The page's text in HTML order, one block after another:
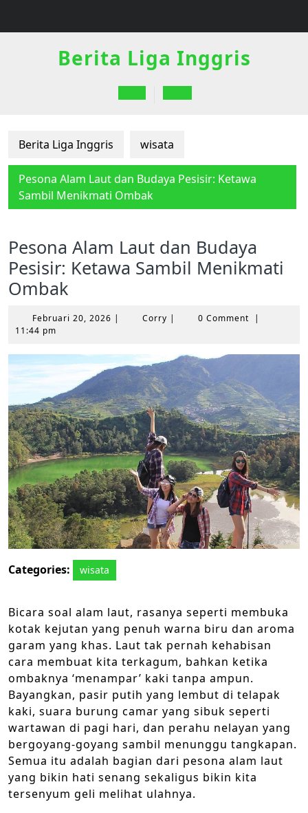
Berita Liga Inggris
Open
Berita Liga Inggris wisata
Pesona Alam Laut dan Budaya Pesisir: Ketawa
Sambil Menikmati Ombak
Pesona Alam Laut dan Budaya
Pesisir: Ketawa Sambil Menikmati
Ombak
Februari 20, 2026 Februari
| Corry Corry
| 0 Comment
|
11:44 pm
Categories: wisata
Bicara soal alam laut, rasanya seperti membuka
kotak kejutan yang penuh warna biru dan aroma
garam yang khas. Laut tak pernah kehabisan
cara membuat kita terkagum, bahkan ketika
ombaknya ‘menampar’ kaki tanpa ampun.
Bayangkan, pasir putih yang lembut di telapak
kaki, suara burung camar yang sibuk seperti
wartawan di pagi hari, dan perahu nelayan yang
bergoyang-goyang sambil menunggu tangkapan.
Semua itu adalah bagian dari pesona alam laut
yang bikin hati senang sekaligus bikin kita
tersenyum geli melihat ulahnya.